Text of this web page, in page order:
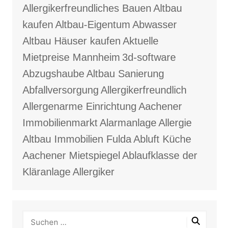
Allergikerfreundliches Bauen Altbau
kaufen Altbau-Eigentum Abwasser
Altbau Häuser kaufen Aktuelle
Mietpreise Mannheim 3d-software
AbzugshaubeAltbau Sanierung
Abfallversorgung Allergikerfreundlich
Allergenarme Einrichtung Aachener
ImmobilienmarktAlarmanlageAllergie
Altbau Immobilien FuldaAbluft Küche
Aachener Mietspiegel Ablaufklasse der
KläranlageAllergiker